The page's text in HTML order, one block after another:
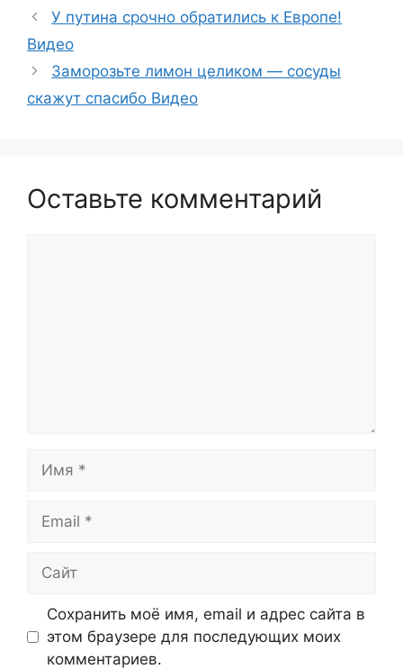
У путина срочно обратились к Европе!
Видео
Заморозьте лимон целиком — сосуды
скажут спасибо Видео
Оставьте комментарий
Сохранить моё имя, email и адрес сайта в
этом браузере для последующих моих
комментариев.